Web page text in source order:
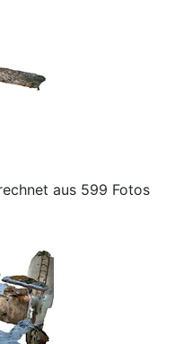
aus 599 Fotos